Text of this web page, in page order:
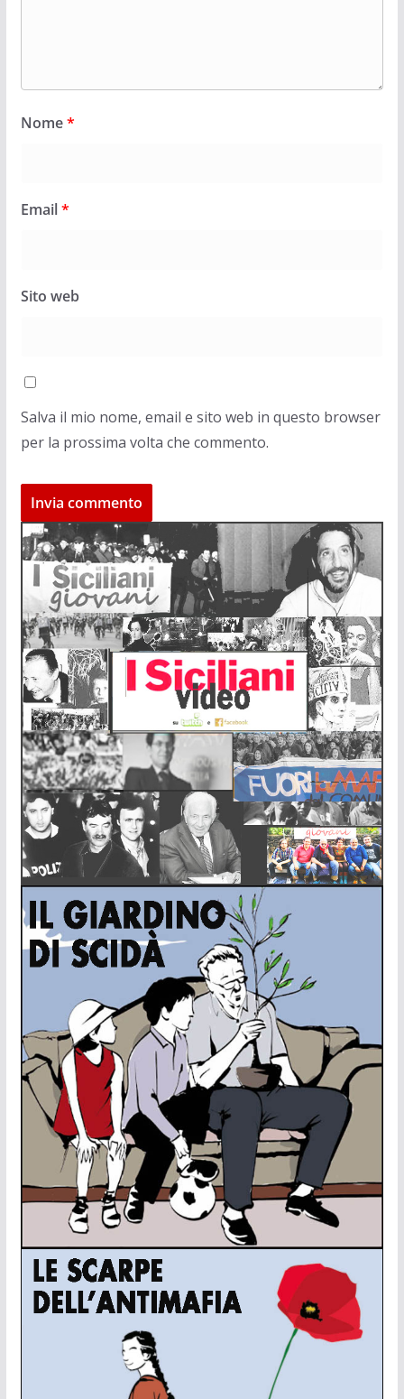
Nome*
Email*
Sito web
Salva il mio nome, email e sito web in questo browser
per la prossima volta che commento.